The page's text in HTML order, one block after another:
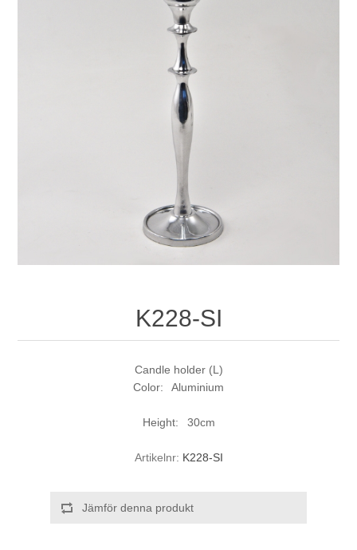
K228-SI
Candle holder (L)
Color: Aluminium
Height: 30cm
Artikelnr: K228-SI
Jämför denna produkt